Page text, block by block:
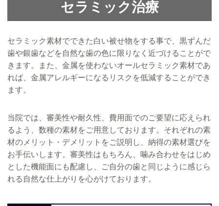
セラミック治療
セラミック素材でできた白い被せ物をする事で、黒ずんだ
歯や銀歯などを自然な歯の色に限りなく近づけることがで
きます。また、金属を使わないオールセラミック素材であ
れば、金属アレルギーになるリスクを低減することができ
ます。
当院では、審美性や耐久性、費用面でのご要望に応えられ
るよう、数種の素材をご用意しております。それぞれの素
材のメリット・デメリットをご説明し、納得の素材選びを
お手伝いします。審美性はもちろん、噛み合わせをはじめ
とした機能面にも配慮し、ご自分の歯と同じように感じら
れる自然な仕上がりを心がけております。